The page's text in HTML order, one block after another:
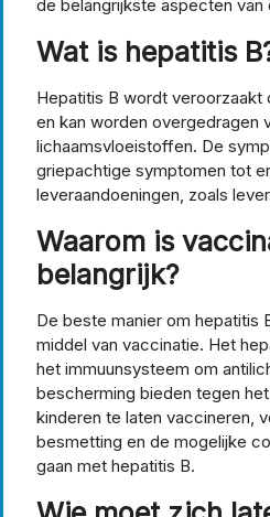
de belangrijkste aspecten
Wat is hepatitis
Hepatitis B wordt veroorzaakt
en kan worden overgedragen
lichaamsvloeistoffen. De
griepachtige symptomen tot
leveraandoeningen, zoals
Waarom is
belangrijk?
De beste manier om hepatitis
middel van vaccinatie. Het
het immuunsysteem om
bescherming bieden tegen
kinderen te laten vaccineren,
besmetting en de mogelijke
gaan met hepatitis B.